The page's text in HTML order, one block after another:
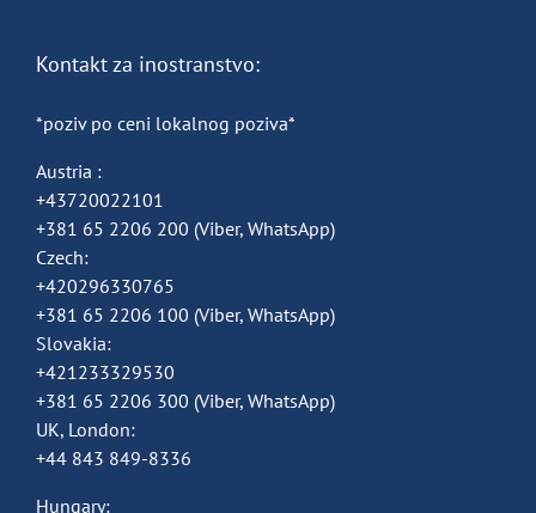
Kontakt za inostranstvo:
*poziv po ceni lokalnog poziva*
Austria :
+43720022101
+381 65 2206 200 (Viber, WhatsApp)
Czech:
+420296330765
+381 65 2206 100 (Viber, WhatsApp)
Slovakia:
+421233329530
+381 65 2206 300 (Viber, WhatsApp)
UK, London:
+44 843 849-8336
Hungary: